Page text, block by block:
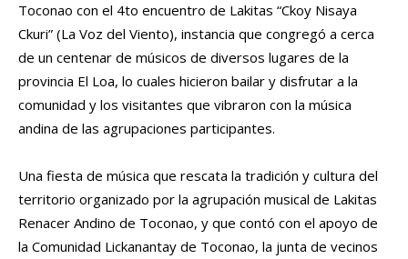
Toconao con el 4to encuentro de Lakitas “Ckoy Nisaya
Ckuri” (La Voz del Viento), instancia que congregó a cerca
de un centenar de músicos de diversos lugares de la
provincia El Loa, lo cuales hicieron bailar y disfrutar a la
comunidad y los visitantes que vibraron con la música
andina de las agrupaciones participantes.
Una fiesta de música que rescata la tradición y cultura del
territorio organizado por la agrupación musical de Lakitas
Renacer Andino de Toconao, y que contó con el apoyo de
la Comunidad Lickanantay de Toconao, la junta de vecinos